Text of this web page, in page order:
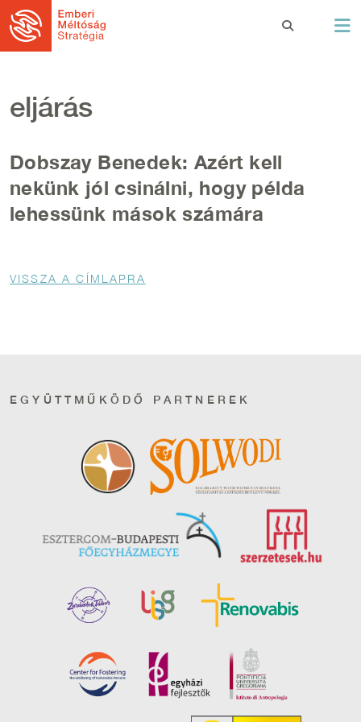
Ugrás a tartalomra
eljárás
Dobszay Benedek: Azért kell
nekünk jól csinálni, hogy példa
lehessünk mások számára
Morzsa
VISSZA A CÍMLAPRA
EGYÜTTMŰKÖDŐ PARTNEREK